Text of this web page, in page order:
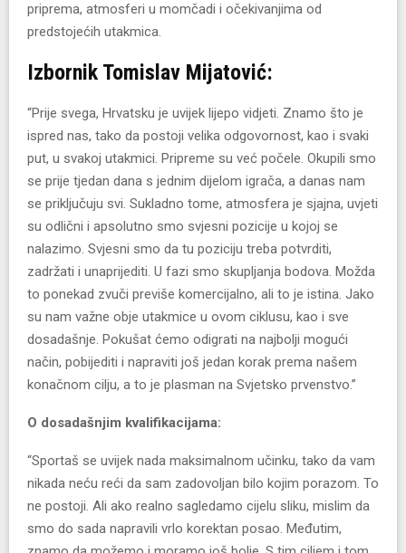
priprema, atmosferi u momčadi i očekivanjima od
predstojećih utakmica.
Izbornik Tomislav Mijatović:
“Prije svega, Hrvatsku je uvijek lijepo vidjeti. Znamo što je
ispred nas, tako da postoji velika odgovornost, kao i svaki
put, u svakoj utakmici. Pripreme su već počele. Okupili smo
se prije tjedan dana s jednim dijelom igrača, a danas nam
se priključuju svi. Sukladno tome, atmosfera je sjajna, uvjeti
su odlični i apsolutno smo svjesni pozicije u kojoj se
nalazimo. Svjesni smo da tu poziciju treba potvrditi,
zadržati i unaprijediti. U fazi smo skupljanja bodova. Možda
to ponekad zvuči previše komercijalno, ali to je istina. Jako
su nam važne obje utakmice u ovom ciklusu, kao i sve
dosadašnje. Pokušat ćemo odigrati na najbolji mogući
način, pobijediti i napraviti još jedan korak prema našem
konačnom cilju, a to je plasman na Svjetsko prvenstvo.”
O dosadašnjim kvalifikacijama:
“Sportaš se uvijek nada maksimalnom učinku, tako da vam
nikada neću reći da sam zadovoljan bilo kojim porazom. To
ne postoji. Ali ako realno sagledamo cijelu sliku, mislim da
smo do sada napravili vrlo korektan posao. Međutim,